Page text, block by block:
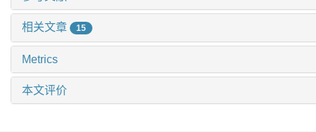
相关文章 15
Metrics
本文评价